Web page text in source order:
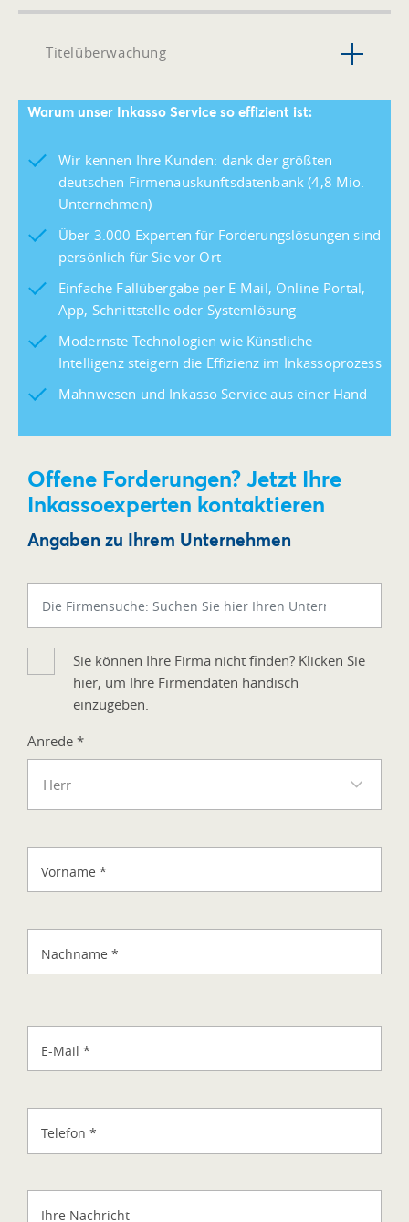
Titelüberwachung
Warum unser Inkasso Service so effizient ist:
Wir kennen Ihre Kunden: dank der größten
deutschen Firmenauskunftsdatenbank (4,8 Mio.
Unternehmen)
Über 3.000 Experten für Forderungslösungen sind
persönlich für Sie vor Ort
Einfache Fallübergabe per E-Mail, Online-Portal,
App, Schnittstelle oder Systemlösung
Modernste Technologien wie Künstliche
Intelligenz steigern die Effizienz im Inkassoprozess
Mahnwesen und Inkasso Service aus einer Hand
Offene Forderungen? Jetzt Ihre
Inkassoexperten kontaktieren
Angaben zu Ihrem Unternehmen
Sie können Ihre Firma nicht finden? Klicken Sie
hier, um Ihre Firmendaten händisch
einzugeben.
Anrede *
Herr
Vorname *
Nachname *
E-Mail *
Telefon *
Ihre Nachricht